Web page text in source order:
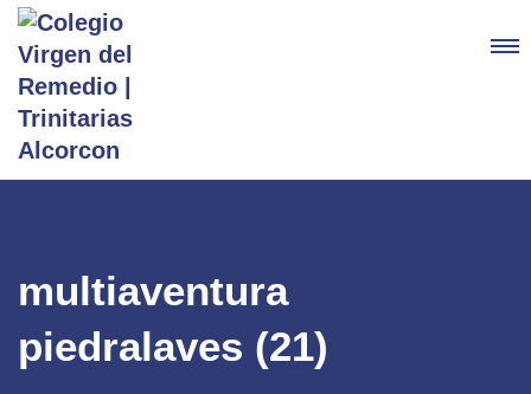
multiaventura
piedralaves (21)